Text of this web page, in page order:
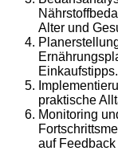
Alter und
Einkaufstipps.
praktische
Monitoring
auf